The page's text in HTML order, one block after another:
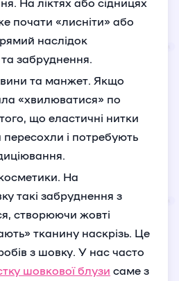
почати «лисніти» або
наслідок
забруднення.
та манжет. Якщо
«хвилюватися» по
що еластичні нитки
і потребують
На
такі забруднення з
створюючи жовті
тканину наскрізь. Це
з шовку. У нас часто
шовкової блузи саме з